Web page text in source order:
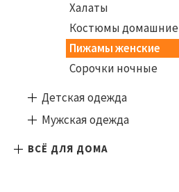
Халаты
Костюмы домашние
Пижамы женские
Сорочки ночные
Детская одежда
Мужская одежда
ВСЁ ДЛЯ ДОМА